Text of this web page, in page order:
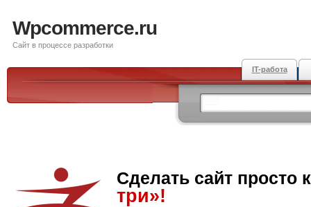
Wpcommerce.ru
Сайт в процессе разработки
IT-работа
Сделать сайт просто
три»!